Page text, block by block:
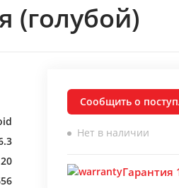
(голубой)
Сообщить о
Нет в наличии
Гарантия